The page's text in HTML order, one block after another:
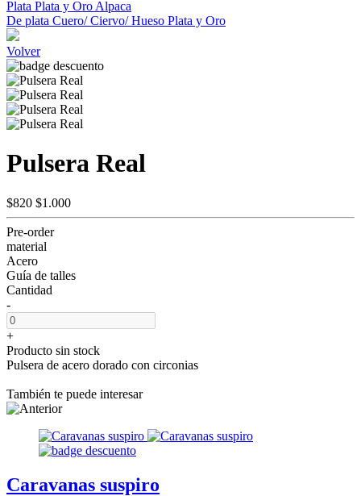
Plata Plata y Oro Alpaca
De plata Cuero/ Ciervo/ Hueso Plata y Oro
Volver
Pulsera Real
$820 $1.000
Pre-order
material
Acero
Guía de talles
Cantidad
-
+
Producto sin stock
Pulsera de acero dorado con circonias
También te puede interesar
Caravanas suspiro